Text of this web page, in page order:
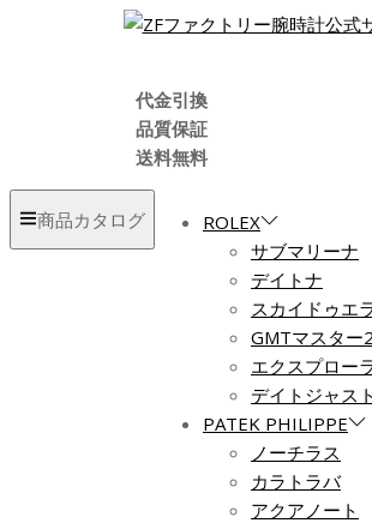
代金引換
品質保証
送料無料
商品カタログ
ROLEX
サブマリーナ
デイトナ
スカイドゥエ
GMTマスター2
エクスプロー
デイトジャスト
PATEK PHILIPPE
ノーチラス
カラトラバ
アクアノート